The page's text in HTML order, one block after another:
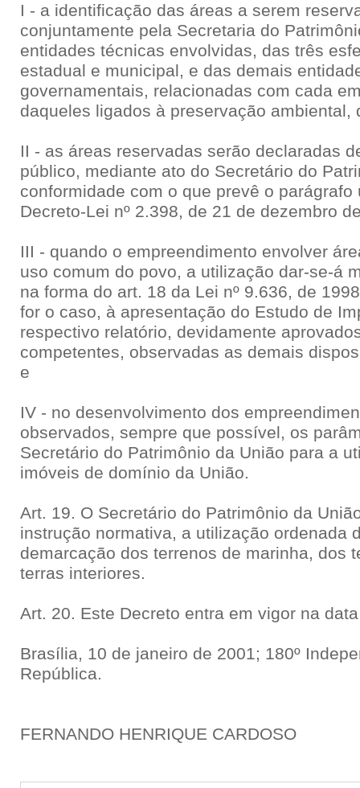
I - a identificação das áreas a serem
conjuntamente pela Secretaria do
entidades técnicas envolvidas, das três
estadual e municipal, e das demais
governamentais, relacionadas com cada
daqueles ligados à preservação ambiental,
II - as áreas reservadas serão declaradas
público, mediante ato do Secretário do
conformidade com o que prevê o parágrafo
Decreto-Lei nº 2.398, de 21 de dezembro
III - quando o empreendimento envolver
uso comum do povo, a utilização dar-se-á
na forma do art. 18 da Lei nº 9.636, de
for o caso, à apresentação do Estudo de
respectivo relatório, devidamente
competentes, observadas as demais
e
IV - no desenvolvimento dos
observados, sempre que possível, os
Secretário do Patrimônio da União para a
imóveis de domínio da União.
Art. 19. O Secretário do Patrimônio da
instrução normativa, a utilização ordenada
demarcação dos terrenos de marinha, dos
terras interiores.
Art. 20. Este Decreto entra em vigor na
Brasília, 10 de janeiro de 2001; 180º
República.
FERNANDO HENRIQUE CARDOSO